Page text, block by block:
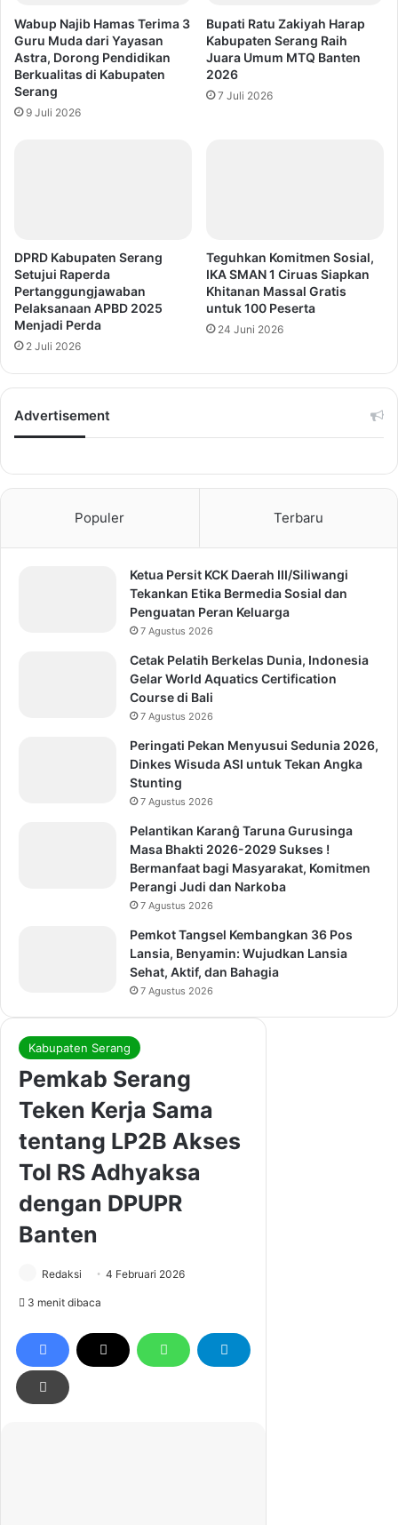
Wabup Najib Hamas Terima 3
Guru Muda dari Yayasan
Astra, Dorong Pendidikan
Berkualitas di Kabupaten
Serang
9 Juli 2026
Bupati Ratu Zakiyah Harap
Kabupaten Serang Raih
Juara Umum MTQ Banten
2026
7 Juli 2026
DPRD Kabupaten Serang
Setujui Raperda
Pertanggungjawaban
Pelaksanaan APBD 2025
Menjadi Perda
2 Juli 2026
Teguhkan Komitmen Sosial,
IKA SMAN 1 Ciruas Siapkan
Khitanan Massal Gratis
untuk 100 Peserta
24 Juni 2026
Advertisement
Populer Terbaru
Ketua Persit KCK Daerah III/Siliwangi
Tekankan Etika Bermedia Sosial dan
Penguatan Peran Keluarga
7 Agustus 2026
Cetak Pelatih Berkelas Dunia, Indonesia
Gelar World Aquatics Certification
Course di Bali
7 Agustus 2026
Peringati Pekan Menyusui Sedunia 2026,
Dinkes Wisuda ASI untuk Tekan Angka
Stunting
7 Agustus 2026
Pelantikan Karanĝ Taruna Gurusinga
Masa Bhakti 2026-2029 Sukses !
Bermanfaat bagi Masyarakat, Komitmen
Perangi Judi dan Narkoba
7 Agustus 2026
Pemkot Tangsel Kembangkan 36 Pos
Lansia, Benyamin: Wujudkan Lansia
Sehat, Aktif, dan Bahagia
7 Agustus 2026